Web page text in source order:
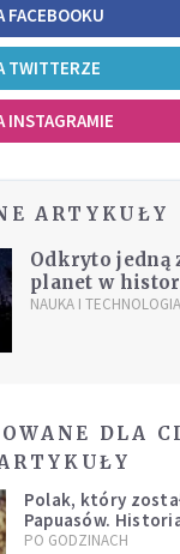
FACEBOOKU
TWITTERZE
INSTAGRAMIE
ARTYKUŁY
Odkryto jedną
planet w
NAUKA I TECHNOLOGIA
DLA
Polak, który
Papuasów.
sutannie, który
PO GODZINACH